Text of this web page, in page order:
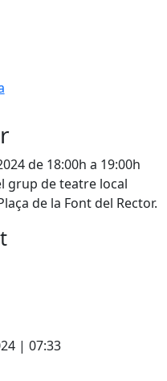
de 18:00h a 19:00h
grup de teatre local
de la Font del Rector.
| 07:33